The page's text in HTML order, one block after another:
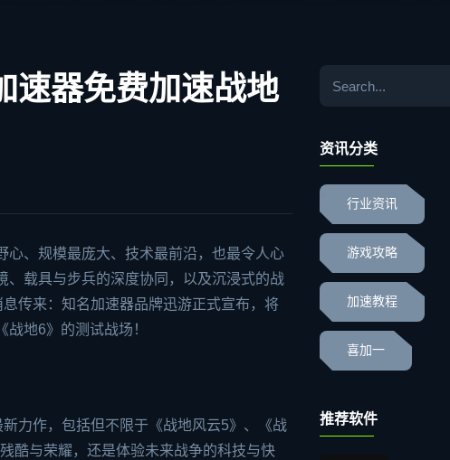
速器免费加速战地
心、规模最庞大、技术最前沿，也最令人心
载具与步兵的深度协同，以及沉浸式的战
传来：知名加速器品牌迅游正式宣布，将
战地6》的测试战场！
力作，包括但不限于《战地风云5》、《战
酷与荣耀，还是体验未来战争的科技与快
资讯分类
行业资讯
游戏攻略
加速教程
喜加一
推荐软件